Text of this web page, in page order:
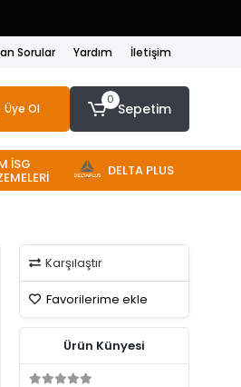
Sorular Yardım İletişim
Üye Ol
0
Sepetim
İSG DELTA PLUS
Karşılaştır
Favorilerime ekle
Ürün Künyesi